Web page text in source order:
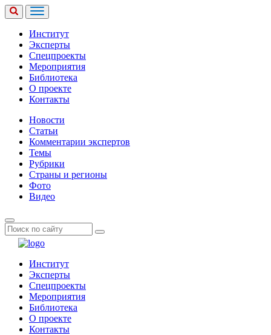
Институт
Эксперты
Спецпроекты
Мероприятия
Библиотека
О проекте
Контакты
Новости
Статьи
Комментарии экспертов
Темы
Рубрики
Страны и регионы
Фото
Видео
Институт
Эксперты
Спецпроекты
Мероприятия
Библиотека
О проекте
Контакты